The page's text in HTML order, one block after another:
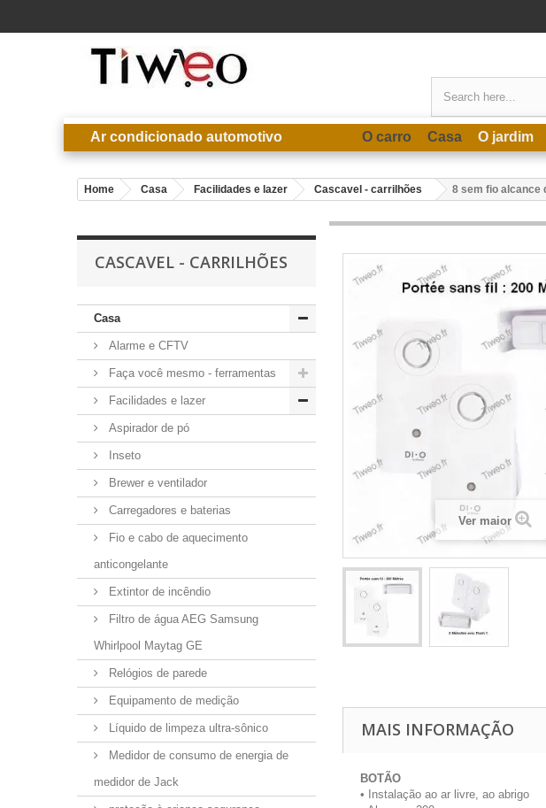
Ar condicionado automotivo O carro Casa O jardim
Home Casa Facilidades e lazer Cascavel - carrilhões 8 sem fio alcance
CASCAVEL - CARRILHÕES
Casa
Alarme e CFTV
Faça você mesmo - ferramentas
Facilidades e lazer
Aspirador de pó
Inseto
Brewer e ventilador
Carregadores e baterias
Fio e cabo de aquecimento
anticongelante
Extintor de incêndio
Filtro de água AEG Samsung
Whirlpool Maytag GE
Relógios de parede
Equipamento de medição
Líquido de limpeza ultra-sônico
Medidor de consumo de energia de
medidor de Jack
Ver maior
MAIS INFORMAÇÃO
BOTÃO
• Instalação ao ar livre, ao abrigo